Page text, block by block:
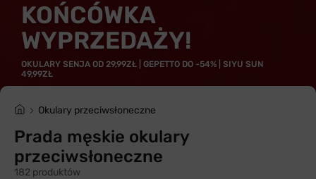
KOŃCÓWKA
WYPRZEDAŻY!
OKULARY SENJA OD 29,99ZŁ | GEPETTO DO -54% | SIYU SUN
49,99ZŁ
Okulary przeciwsłoneczne
Prada męskie okulary
przeciwsłoneczne
182 produktów